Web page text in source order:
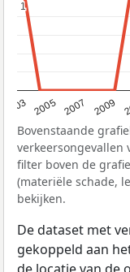
2003 2005 2007 2009
1
1
Bovenstaande
verkeersongevallen
filter boven de
(materiële schade,
bekijken.
De dataset met
gekoppeld aan